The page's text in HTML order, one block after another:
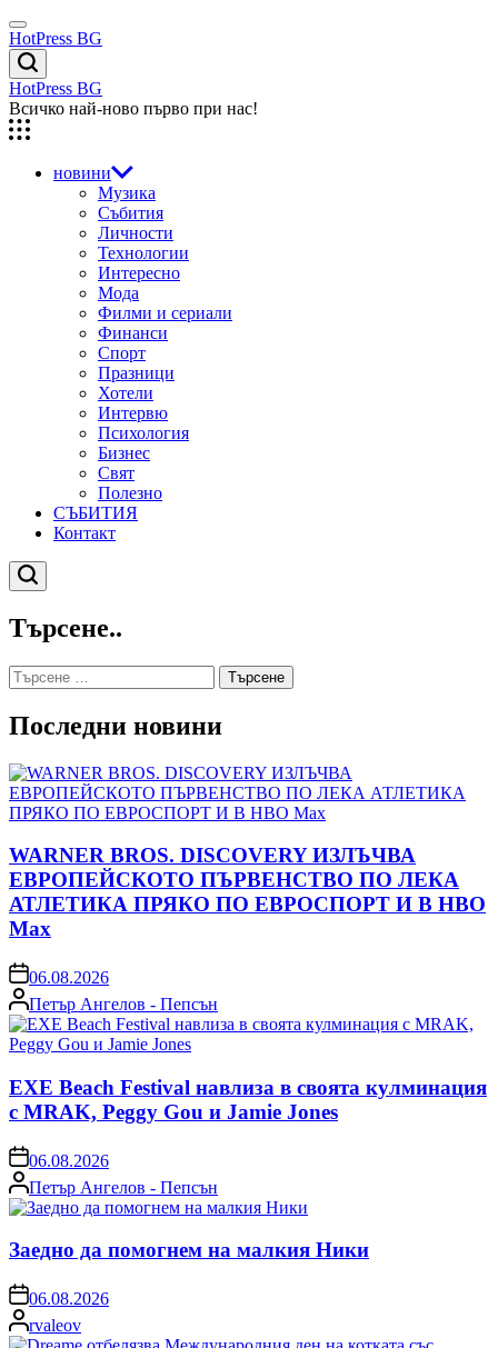
Skip
to
content
Menu
HotPress BG
Търсене
HotPress BG
Всичко най-ново първо при нас!
новини
Музика
Събития
Личности
Технологии
Интересно
Мода
Филми и сериали
Финанси
Спорт
Празници
Хотели
Интервю
Психология
Бизнес
Свят
Полезно
СЪБИТИЯ
Контакт
Търсене
Търсене..
Търсене
за:
Последни новини
WARNER BROS. DISCOVERY ИЗЛЪЧВА
ЕВРОПЕЙСКОТО ПЪРВЕНСТВО ПО ЛЕКА
АТЛЕТИКА ПРЯКО ПО ЕВРОСПОРТ И В НВО
Мах
on06.08.2026
Posted
by
Петър Ангелов - Пепсън
EXE Beach Festival навлиза в своята кулминация
с MRAK, Peggy Gou и Jamie Jones
on06.08.2026
Posted
by
Петър Ангелов - Пепсън
Заедно да помогнем на малкия Ники
on06.08.2026
Posted
by
rvaleov